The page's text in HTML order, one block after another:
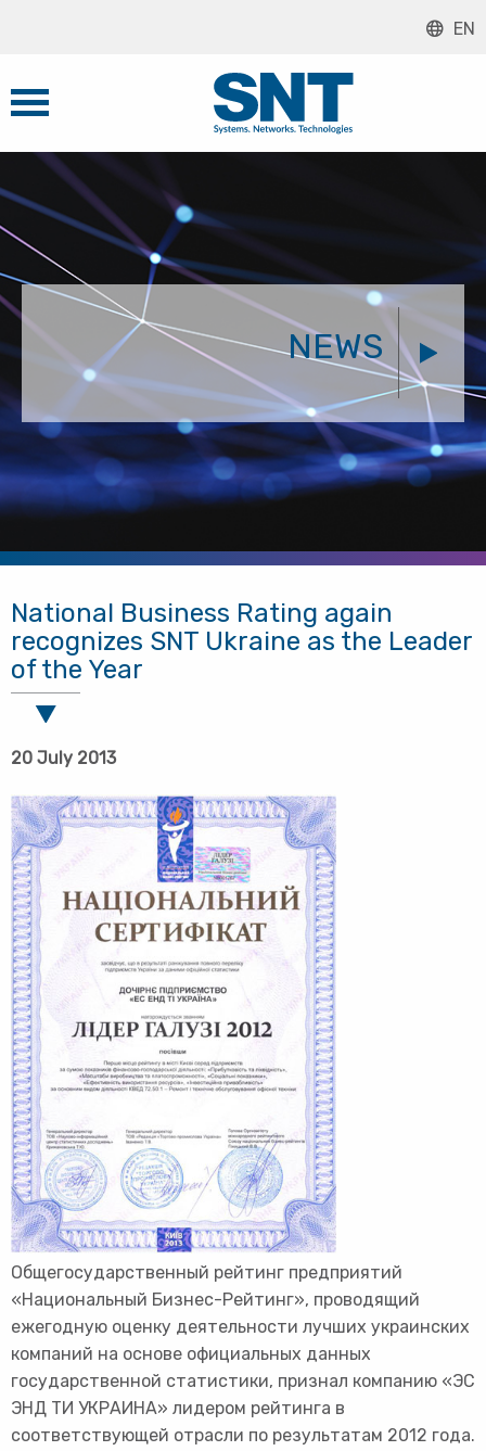
EN
NEWS
National Business Rating again
recognizes SNT Ukraine as the Leader
of the Year
20 July 2013
Общегосударственный рейтинг предприятий
«Национальный Бизнес-Рейтинг», проводящий
ежегодную оценку деятельности лучших украинских
компаний на основе официальных данных
государственной статистики, признал компанию «ЭС
ЭНД ТИ УКРАИНА» лидером рейтинга в
соответствующей отрасли по результатам 2012 года.